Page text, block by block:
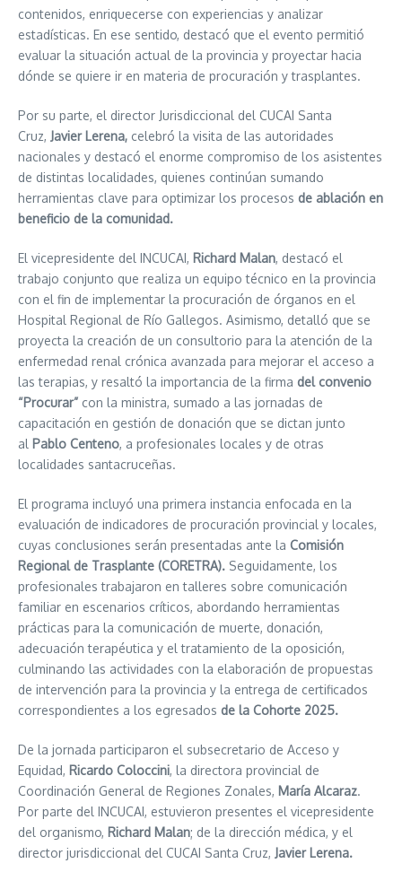
contenidos, enriquecerse con experiencias y analizar
estadísticas. En ese sentido, destacó que el evento permitió
evaluar la situación actual de la provincia y proyectar hacia
dónde se quiere ir en materia de procuración y trasplantes.
Por su parte, el director Jurisdiccional del CUCAI Santa
Cruz, Javier Lerena, celebró la visita de las autoridades
nacionales y destacó el enorme compromiso de los asistentes
de distintas localidades, quienes continúan sumando
herramientas clave para optimizar los procesos de ablación en
beneficio de la comunidad.
El vicepresidente del INCUCAI, Richard Malan, destacó el
trabajo conjunto que realiza un equipo técnico en la provincia
con el fin de implementar la procuración de órganos en el
Hospital Regional de Río Gallegos. Asimismo, detalló que se
proyecta la creación de un consultorio para la atención de la
enfermedad renal crónica avanzada para mejorar el acceso a
las terapias, y resaltó la importancia de la firma del convenio
“Procurar” con la ministra, sumado a las jornadas de
capacitación en gestión de donación que se dictan junto
al Pablo Centeno, a profesionales locales y de otras
localidades santacruceñas.
El programa incluyó una primera instancia enfocada en la
evaluación de indicadores de procuración provincial y locales,
cuyas conclusiones serán presentadas ante la Comisión
Regional de Trasplante (CORETRA). Seguidamente, los
profesionales trabajaron en talleres sobre comunicación
familiar en escenarios críticos, abordando herramientas
prácticas para la comunicación de muerte, donación,
adecuación terapéutica y el tratamiento de la oposición,
culminando las actividades con la elaboración de propuestas
de intervención para la provincia y la entrega de certificados
correspondientes a los egresados de la Cohorte 2025.
De la jornada participaron el subsecretario de Acceso y
Equidad, Ricardo Coloccini, la directora provincial de
Coordinación General de Regiones Zonales, María Alcaraz.
Por parte del INCUCAI, estuvieron presentes el vicepresidente
del organismo, Richard Malan; de la dirección médica, y el
director jurisdiccional del CUCAI Santa Cruz, Javier Lerena.